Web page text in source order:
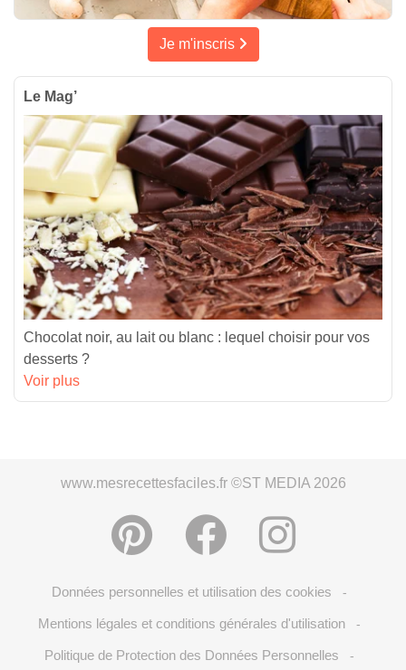
Je m'inscris
Le Mag’
Chocolat noir, au lait ou blanc : lequel choisir pour vos
desserts ?
Voir plus
www.mesrecettesfaciles.fr ©ST MEDIA 2026
Données personnelles et utilisation des cookies -
Mentions légales et conditions générales d'utilisation -
Politique de Protection des Données Personnelles -